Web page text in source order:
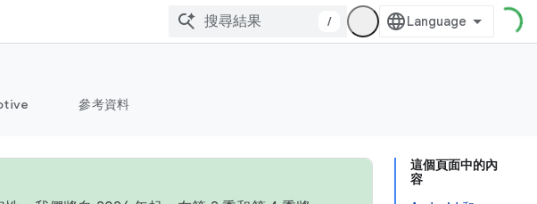
/
參考資料
這個頁面中的內
容